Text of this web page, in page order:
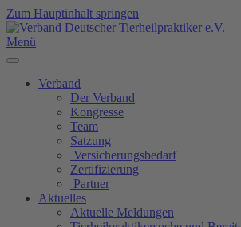
Zum Hauptinhalt springen
Menü
Verband
Der Verband
Kongresse
Team
Satzung
Versicherungsbedarf
Zertifizierung
Partner
Aktuelles
Aktuelle Meldungen